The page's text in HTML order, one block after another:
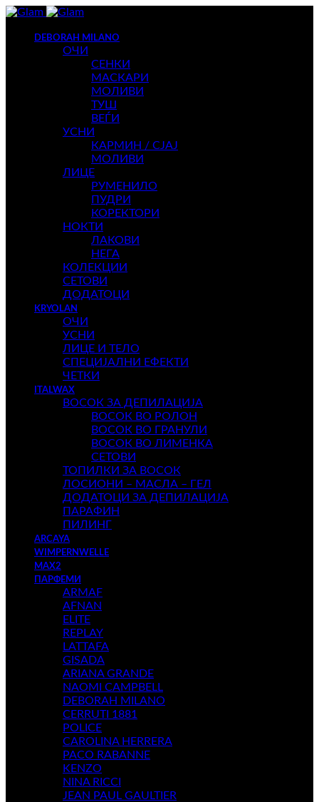
DEBORAH MILANO
ОЧИ
СЕНКИ
МАСКАРИ
МОЛИВИ
ТУШ
ВЕЃИ
УСНИ
КАРМИН / СЈАЈ
МОЛИВИ
ЛИЦЕ
РУМЕНИЛО
ПУДРИ
КОРЕКТОРИ
НОКТИ
ЛАКОВИ
НЕГА
КОЛЕКЦИИ
СЕТОВИ
ДОДАТОЦИ
KRYOLAN
ОЧИ
УСНИ
ЛИЦЕ И ТЕЛО
СПЕЦИЈАЛНИ ЕФЕКТИ
ЧЕТКИ
ITALWAX
ВОСОК ЗА ДЕПИЛАЦИЈА
ВОСОК ВО РОЛОН
ВОСОК ВО ГРАНУЛИ
ВОСОК ВО ЛИМЕНКА
СЕТОВИ
ТОПИЛКИ ЗА ВОСОК
ЛОСИОНИ – МАСЛА – ГЕЛ
ДОДАТОЦИ ЗА ДЕПИЛАЦИЈА
ПАРАФИН
ПИЛИНГ
ARCAYA
WIMPERNWELLE
MAX2
ПАРФЕМИ
ARMAF
AFNAN
ELITE
REPLAY
LATTAFA
GISADA
ARIANA GRANDE
NAOMI CAMPBELL
DEBORAH MILANO
CERRUTI 1881
POLICE
CAROLINA HERRERA
PACO RABANNE
KENZO
NINA RICCI
JEAN PAUL GAULTIER